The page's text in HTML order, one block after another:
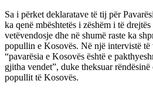
Sa i përket deklaratave të tij për
ka qenë mbështetës i zëshëm i të
vetëvendosje dhe në shumë raste ka
popullin e Kosovës. Në një intervistë
“pavarësia e Kosovës është e
gjitha vendet”, duke theksuar
popullit të Kosovës.